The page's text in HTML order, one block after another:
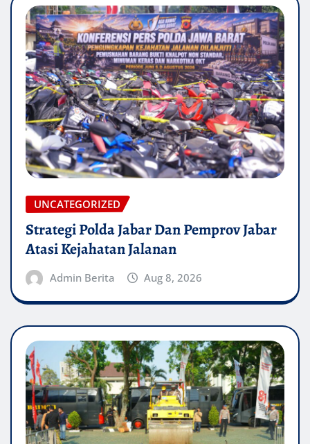
UNCATEGORIZED
Strategi Polda Jabar Dan Pemprov Jabar
Atasi Kejahatan Jalanan
Admin Berita Aug 8, 2026